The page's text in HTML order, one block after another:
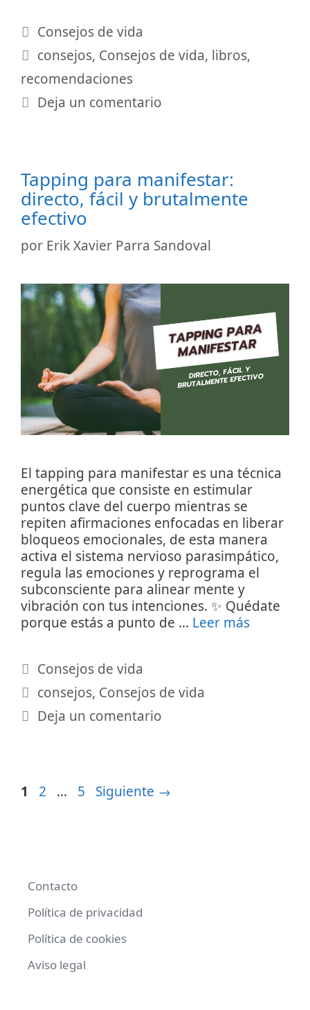
Categorías
Consejos de vida
Etiquetas
consejos, Consejos de vida, libros,
recomendaciones
Deja un comentario
Tapping para manifestar:
directo, fácil y brutalmente
efectivo
por Erik Xavier Parra Sandoval
El tapping para manifestar es una técnica
energética que consiste en estimular
puntos clave del cuerpo mientras se
repiten afirmaciones enfocadas en liberar
bloqueos emocionales, de esta manera
activa el sistema nervioso parasimpático,
regula las emociones y reprograma el
subconsciente para alinear mente y
vibración con tus intenciones. ✨ Quédate
porque estás a punto de … Leer más
Categorías
Consejos de vida
Etiquetas
consejos, Consejos de vida
Deja un comentario
Página
1 Página
2 … Página
5 Siguiente →
Contacto
Política de privacidad
Política de cookies
Aviso legal